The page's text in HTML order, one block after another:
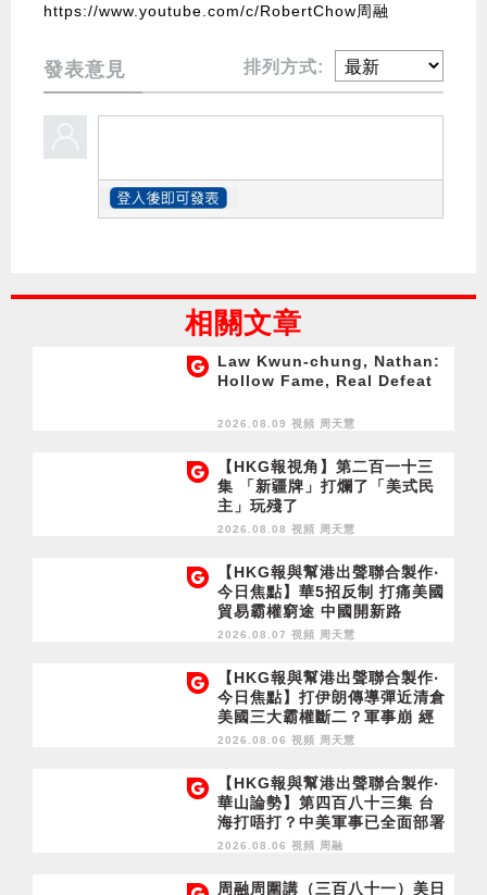
https://www.youtube.com/c/RobertChow周融
發表意見 排列方式:
相關文章
Law Kwun-chung, Nathan:
Hollow Fame, Real Defeat
2026.08.09 視頻 周天慧
【HKG報視角】第二百一十三
集 「新疆牌」打爛了「美式民
主」玩殘了
2026.08.08 視頻 周天慧
【HKG報與幫港出聲聯合製作‧
今日焦點】華5招反制 打痛美國
貿易霸權窮途 中國開新路
2026.08.07 視頻 周天慧
【HKG報與幫港出聲聯合製作‧
今日焦點】打伊朗傳導彈近清倉
美國三大霸權斷二？軍事崩 經
濟損
2026.08.06 視頻 周天慧
【HKG報與幫港出聲聯合製作‧
華山論勢】第四百八十三集 台
海打唔打？中美軍事已全面部署
2028年1月台灣選舉是臨界點？
2026.08.06 視頻 周融
周融周圍講（三百八十一）美日